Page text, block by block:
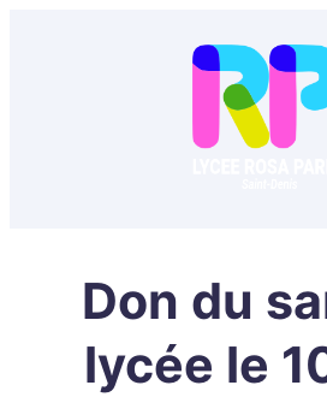
Don du
lycée le